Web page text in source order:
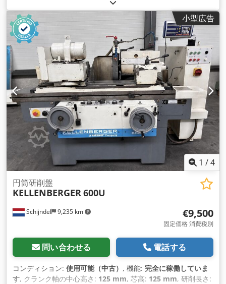
小型広告
1 /4
Schijndel 9,235 km
円筒研削盤
KELLENBERGER600U
€9,500
固定価格 消費税別
問い合わせる 電話する
コンディション: 使用可能（中古） , 機能: 完全に稼働していま
す, クランク軸の中心高さ: 125 mm, 芯高: 125 mm, 研削長さ: